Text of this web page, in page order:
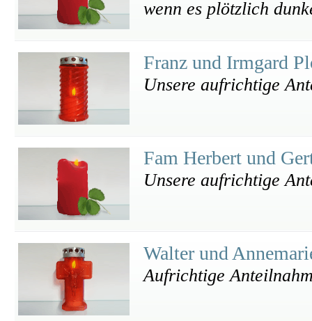
wenn es plötzlich
Franz und Irmgard
Unsere aufrichtige
Fam Herbert und
Unsere aufrichtige
Walter und
Aufrichtige